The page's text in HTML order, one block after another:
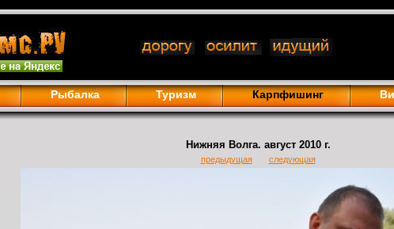
Рыбалка Туризм Карпфишинг
Нижняя Волга. август 2010 г.
предыдущая следующая